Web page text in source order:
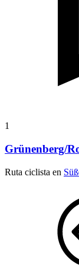
1
Grünenberg/
Ruta ciclista en